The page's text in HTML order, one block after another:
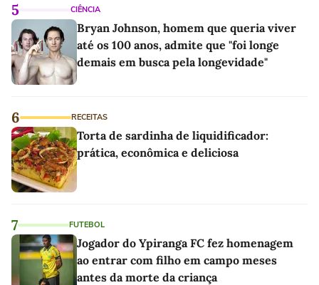
5 CIÊNCIA
Bryan Johnson, homem que queria viver
até os 100 anos, admite que "foi longe
demais em busca pela longevidade"
6 RECEITAS
Torta de sardinha de liquidificador:
prática, econômica e deliciosa
7 FUTEBOL
Jogador do Ypiranga FC fez homenagem
ao entrar com filho em campo meses
antes da morte da criança